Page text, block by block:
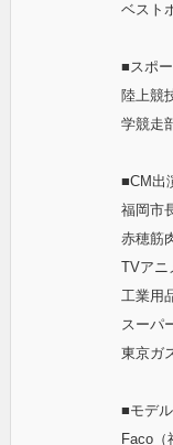
ベスト
■スポ
陸上競
学競走
■CM出
福岡市
赤穂筋
TVアニ
工業用
スーパ
東京ガ
■モデル
Faco（